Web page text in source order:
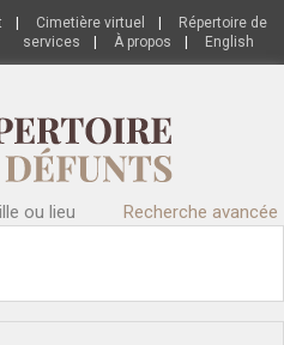
Cimetière virtuel
Répertoire de
services
À propos English
ou lieu Recherche avancée